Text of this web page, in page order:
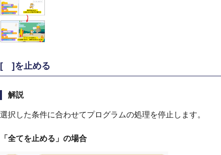
[ ]を止める
解説
選択した条件に合わせてプログラムの処理を停止します。
「全てを止める」の場合